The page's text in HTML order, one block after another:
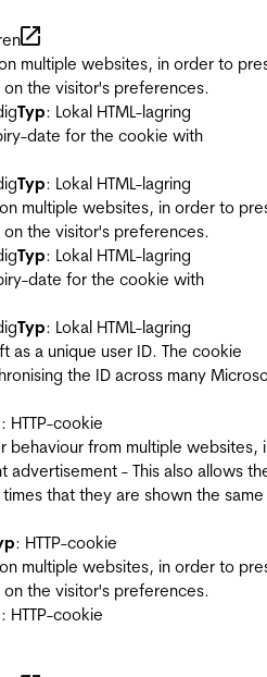
multiple websites, in order to
the visitor's preferences.
Typ: Lokal HTML-lagring
date for the cookie with
Typ: Lokal HTML-lagring
multiple websites, in order to
the visitor's preferences.
Typ: Lokal HTML-lagring
date for the cookie with
Typ: Lokal HTML-lagring
as a unique user ID. The cookie
the ID across many
: HTTP-cookie
behaviour from multiple websites,
- This also allows
that they are shown the same
: HTTP-cookie
multiple websites, in order to
the visitor's preferences.
: HTTP-cookie